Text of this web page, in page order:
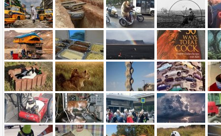
Name:
E-Mail-Adresse (optional):
Kommentar: